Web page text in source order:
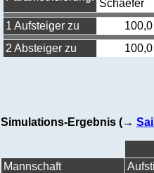
Schaefer
1 Aufsteiger zu
2 Absteiger zu
Simulations-Ergebnis (→
Mannschaft